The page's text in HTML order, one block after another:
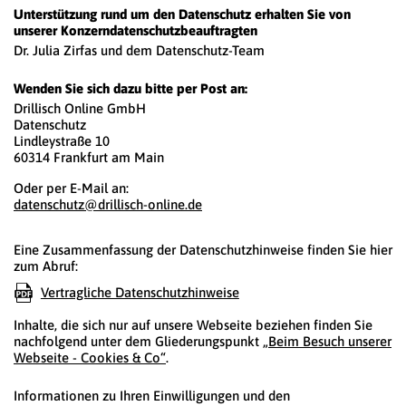
Unterstützung rund um den Datenschutz erhalten Sie von
unserer Konzerndatenschutzbeauftragten
Dr. Julia Zirfas und dem Datenschutz-Team
Wenden Sie sich dazu bitte per Post an:
Drillisch Online GmbH
Datenschutz
Lindleystraße 10
60314 Frankfurt am Main
Oder per E-Mail an:
datenschutz@drillisch-online.de
Eine Zusammenfassung der Datenschutzhinweise finden Sie hier
zum Abruf:
Vertragliche Datenschutzhinweise
Inhalte, die sich nur auf unsere Webseite beziehen finden Sie
nachfolgend unter dem Gliederungspunkt „Beim Besuch unserer
Webseite - Cookies & Co“.
Informationen zu Ihren Einwilligungen und den